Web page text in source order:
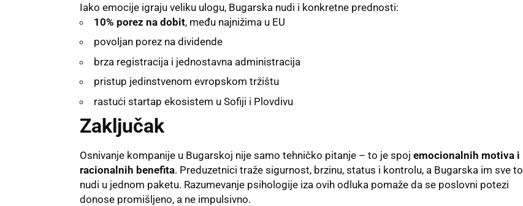
Iako emocije igraju veliku ulogu, Bugarska nudi i konkretne prednosti:
10% porez na dobit, među najnižima u EU
povoljan porez na dividende
brza registracija i jednostavna administracija
pristup jedinstvenom evropskom tržištu
rastući startap ekosistem u Sofiji i Plovdivu
Zaključak
Osnivanje kompanije u Bugarskoj nije samo tehničko pitanje – to je spoj emocionalnih motiva i
racionalnih benefita. Preduzetnici traže sigurnost, brzinu, status i kontrolu, a Bugarska im sve to
nudi u jednom paketu. Razumevanje psihologije iza ovih odluka pomaže da se poslovni potezi
donose promišljeno, a ne impulsivno.